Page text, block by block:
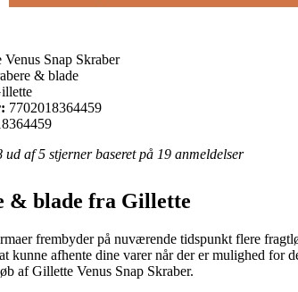
Venus Snap Skraber
& blade
7702018364459
ud af 5 stjerner baseret på 19 anmeldelser
& blade fra Gillette
frembyder på nuværende tidspunkt flere
kunne afhente dine varer når der er mulighed for
af Gillette Venus Snap Skraber.